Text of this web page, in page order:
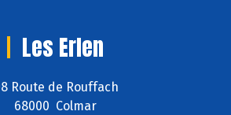
Les Erlen
Route de Rouffach
68000 Colmar